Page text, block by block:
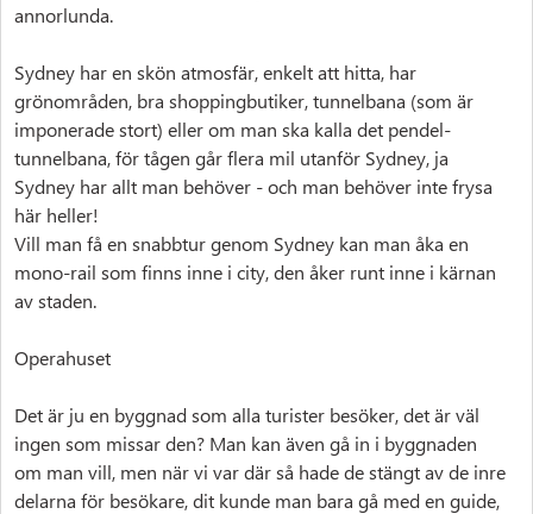
annorlunda.
Sydney har en skön atmosfär, enkelt att hitta, har
grönområden, bra shoppingbutiker, tunnelbana (som är
imponerade stort) eller om man ska kalla det pendel-
tunnelbana, för tågen går flera mil utanför Sydney, ja
Sydney har allt man behöver - och man behöver inte frysa
här heller!
Vill man få en snabbtur genom Sydney kan man åka en
mono-rail som finns inne i city, den åker runt inne i kärnan
av staden.
Operahuset
Det är ju en byggnad som alla turister besöker, det är väl
ingen som missar den? Man kan även gå in i byggnaden
om man vill, men när vi var där så hade de stängt av de inre
delarna för besökare, dit kunde man bara gå med en guide,